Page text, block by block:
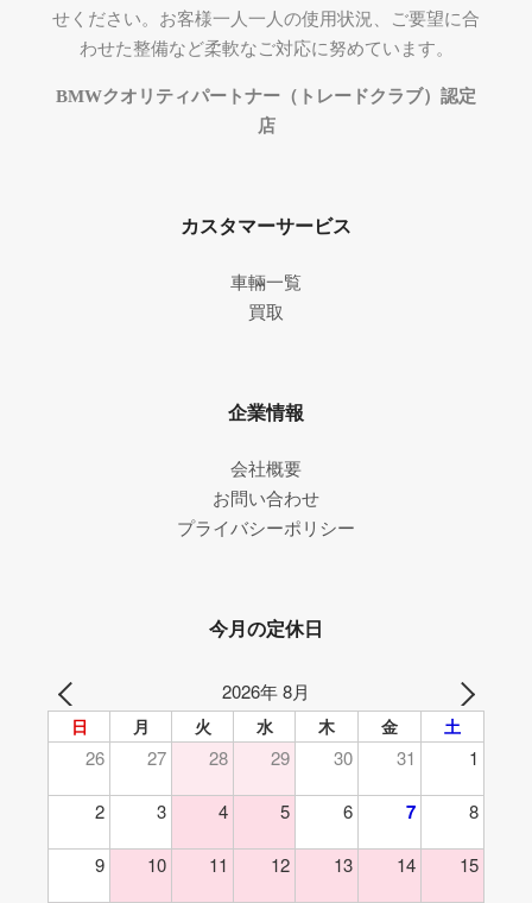
せください。お客様一人一人の使用状況、ご要望に合
わせた整備など柔軟なご対応に努めています。
BMWクオリティパートナー（トレードクラブ）認定
店
カスタマーサービス
車輛一覧
買取
企業情報
会社概要
お問い合わせ
プライバシーポリシー
今月の定休日
2026年 8月
日 月 火 水 木 金 土
26 27 28 29 30 31 1
2 3 4 5 6 7 8
9 10 11 12 13 14 15